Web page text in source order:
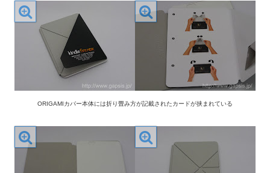
ORIGAMIカバー本体には折り畳み方が記載されたカードが挟まれている